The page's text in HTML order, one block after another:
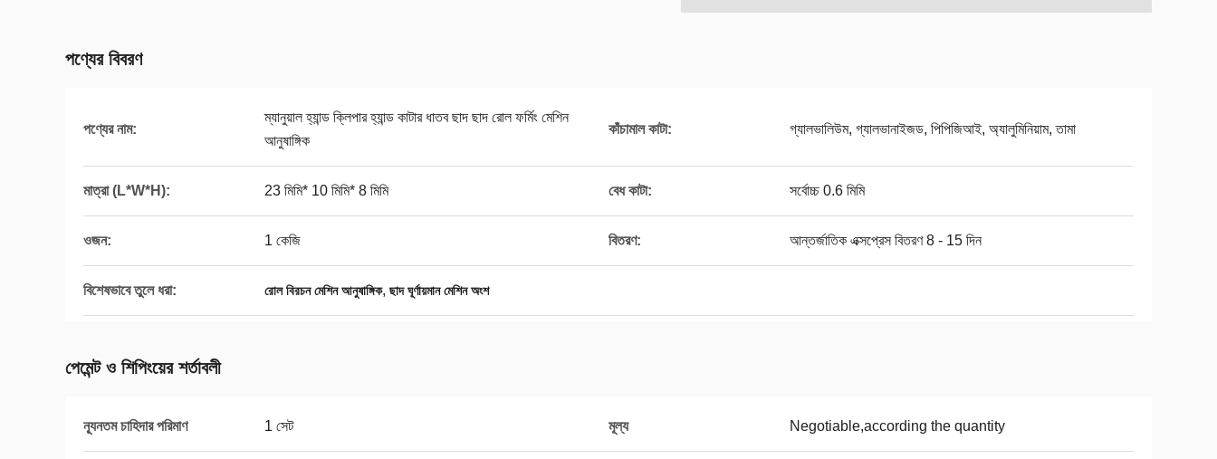
পণ্যের বিবরণ
পণ্যের নাম:
ম্যানুয়াল হ্যান্ড ক্লিপার হ্যান্ড কাটার ধাতব ছাদ ছাদ রোল ফর্মিং মেশিন
আনুষাঙ্গিক
কাঁচামাল কাটা: গ্যালভালিউম, গ্যালভানাইজড, পিপিজিআই, অ্যালুমিনিয়াম, তামা
মাত্রা (L*W*H): 23 মিমি* 10 মিমি* 8 মিমি বেধ কাটা: সর্বোচ্চ 0.6 মিমি
ওজন: 1 কেজি বিতরণ: আন্তর্জাতিক এক্সপ্রেস বিতরণ 8 - 15 দিন
বিশেষভাবে তুলে ধরা: রোল বিরচন মেশিন আনুষাঙ্গিক, ছাদ ঘূর্ণায়মান মেশিন অংশ
পেমেন্ট ও শিপিংয়ের শর্তাবলী
ন্যূনতম চাহিদার পরিমাণ 1 সেট মূল্য Negotiable,according the quantity